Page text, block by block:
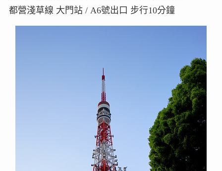
都營淺草線 大門站 / A6號出口 步行10分鐘